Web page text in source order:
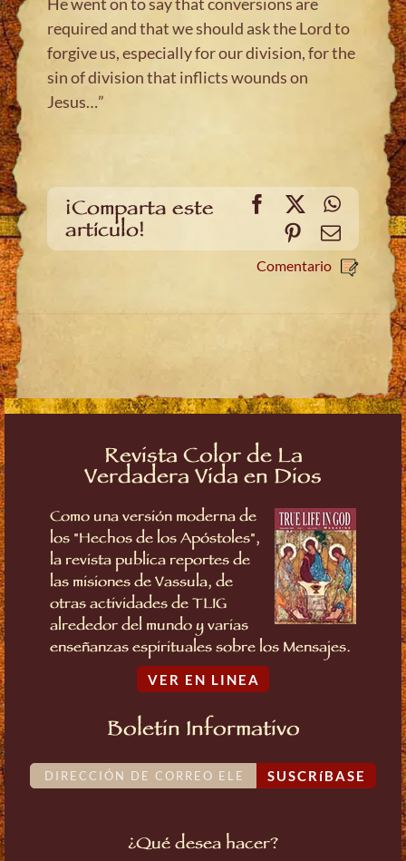
required and that we should ask the Lord to
forgive us, especially for our division, for the
sin of division that inflicts wounds on
Jesus…”
¡Comparta este
artículo!
Facebook
X
Pinterest
Email
Comentario
Revista Color de La
Verdadera Vida en Dios
Como una versión moderna de
los "Hechos de los Apóstoles",
la revista publica reportes de
las misiones de Vassula, de
otras actividades de TLIG
alrededor del mundo y varias
enseñanzas espirituales sobre los Mensajes.
VER EN LINEA
Boletin Informativo
SUSCRíBASE
¿Qué desea hacer?